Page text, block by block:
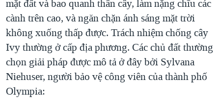
mặt đất và bao quanh thân cây, làm nặng chĩu các
cành trên cao, và ngăn chặn ánh sáng mặt trời
không xuống thấp được. Trách nhiệm chống cây
Ivy thường ở cấp địa phương. Các chủ đất thường
chọn giải pháp được mô tả ở đây bởi Sylvana
Niehuser, người bảo vệ công viên của thành phố
Olympia: